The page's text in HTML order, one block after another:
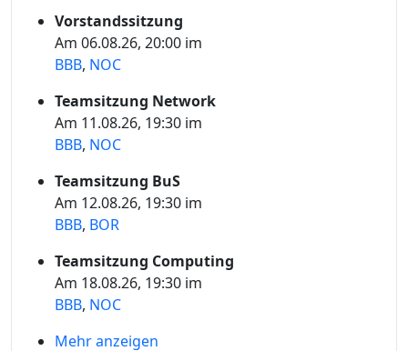
Vorstandssitzung
Am 06.08.26, 20:00 im
BBB, NOC
Teamsitzung Network
Am 11.08.26, 19:30 im
BBB, NOC
Teamsitzung BuS
Am 12.08.26, 19:30 im
BBB, BOR
Teamsitzung Computing
Am 18.08.26, 19:30 im
BBB, NOC
Mehr anzeigen